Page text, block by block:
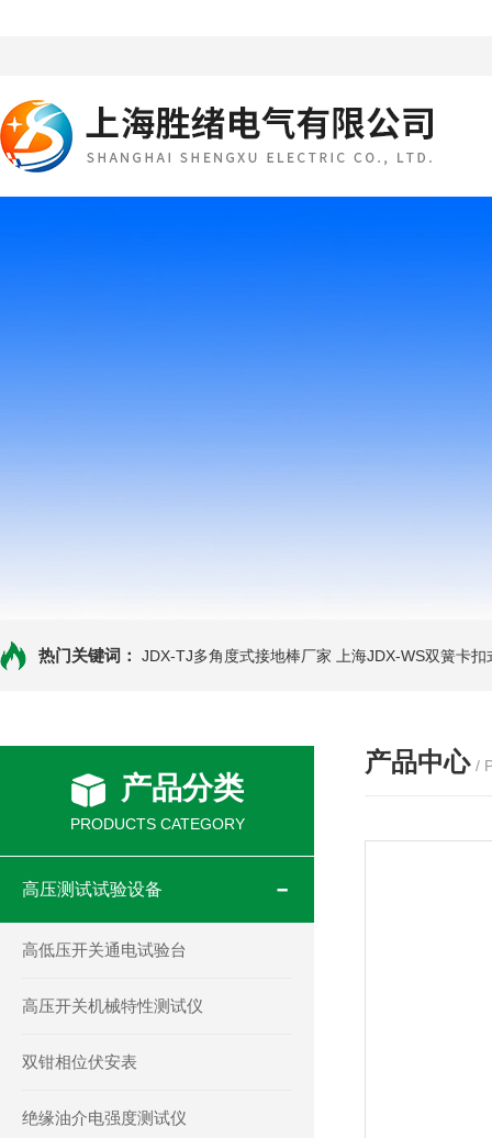
热门关键词： JDX-TJ多角度式接地棒厂家 上海JDX-WS双簧卡
产品分类
PRODUCTS CATEGORY
高压测试试验设备
高低压开关通电试验台
高压开关机械特性测试仪
双钳相位伏安表
绝缘油介电强度测试仪
产品中心 /